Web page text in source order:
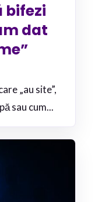
bifezi
dat
„au site”,
sau cum...